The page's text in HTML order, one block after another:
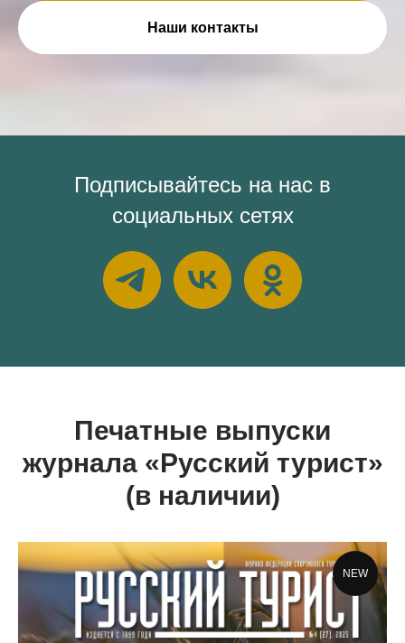
Наши контакты
Подписывайтесь на нас в
социальных сетях
Печатные выпуски
журнала «Русский турист»
(в наличии)
NEW